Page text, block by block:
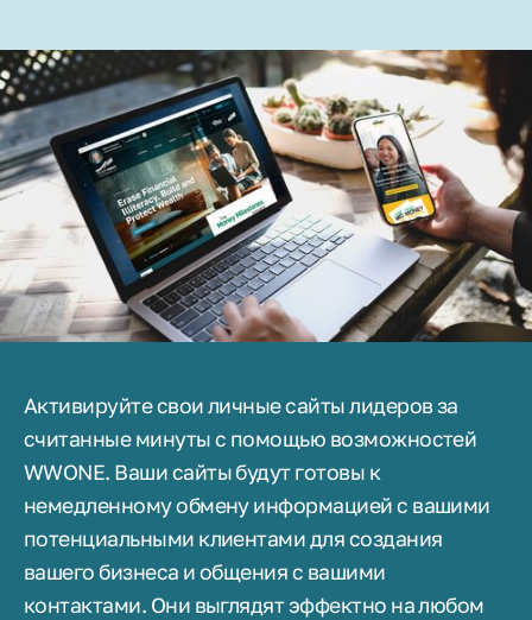
Активируйте свои личные сайты лидеров за
считанные минуты с помощью возможностей
WWONE. Ваши сайты будут готовы к
немедленному обмену информацией с вашими
потенциальными клиентами для создания
вашего бизнеса и общения с вашими
контактами. Они выглядят эффектно на любом